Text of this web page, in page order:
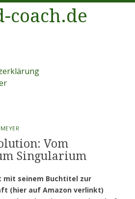
coach.de
Vom
Singularium
mit seinem Buchtitel zur
(hier auf Amazon verlinkt)